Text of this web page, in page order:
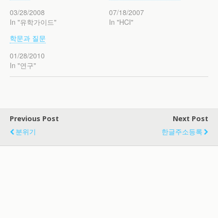
03/28/2008
In "유학가이드"
07/18/2007
In "HCI"
학문과 질문
01/28/2010
In "연구"
Previous Post
분위기
Next Post
한글주소등록